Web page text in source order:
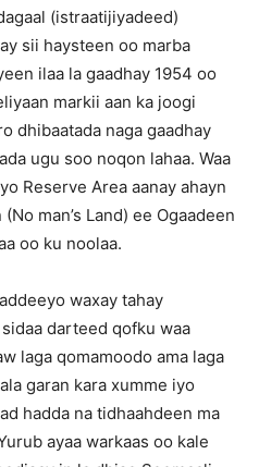
(istraatijiyadeed)
sii haysteen oo marba
ilaa la gaadhay 1954 oo
markii aan ka joogi
dhibaatada naga gaadhay
ugu soo noqon lahaa. Waa
Reserve Area aanay ahayn
man’s Land) ee Ogaadeen
oo ku noolaa.
waxay tahay
darteed qofku waa
laga qomamoodo ama laga
garan kara xumme iyo
hadda na tidhaahdeen ma
ayaa warkaas oo kale